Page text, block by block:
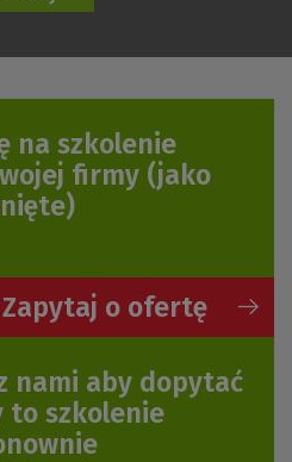
na szkolenie
firmy (jako
Zapytaj o ofertę
nami aby dopytać
to szkolenie